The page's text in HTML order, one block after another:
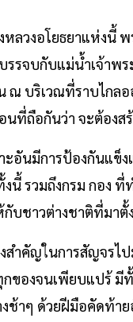
หลวงอโยธยาแห่ง
รจบกับแม่น้ำเจ้าพ
ณ บริเวณที่ราบไก
ที่ถือกันว่า จะต้องส
ะอันมีการป้องกันแข็
นี้ รวมถึงกรม กอง
บชาวต่างชาติที่มาตั้
สำคัญในการสัญจรไ
กของจนเพียบแปร้
ช้าๆ ด้วยฝีมือคัดท้า